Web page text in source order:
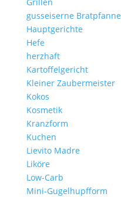
gusseiserne Bratpfanne
Hauptgerichte
Hefe
herzhaft
Kartoffelgericht
Kleiner Zaubermeister
Kokos
Kosmetik
Kranzform
Kuchen
Lievito Madre
Liköre
Low-Carb
Mini-Gugelhupfform